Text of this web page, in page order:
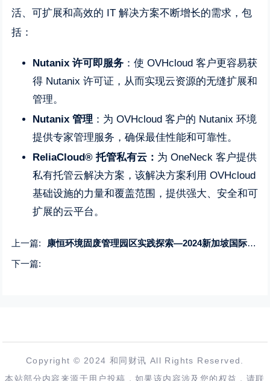
活、可扩展和高效的 IT 解决方案不断增长的需求，包
括：
Nutanix许可即服务 ：使 OVHcloud 客户更容易获
得 Nutanix 许可证，从而实现云资源的无缝扩展和
管理。
Nutanix管理 ：为 OVHcloud 客户的 Nutanix 环境
提供专家管理服务，确保最佳性能和可靠性。
ReliaCloud®托管私有云： 为 OneNeck 客户提供
私有托管云解决方案，该解决方案利用 OVHcloud
基础设施的力量和覆盖范围，提供强大、安全和可
扩展的云平台。
上一篇:
康恒环境固废管理园区实践探索—2024新加坡国际产业合作大会
下一篇:
Copyright © 2024 和同财讯 All Rights Reserved.
本站部分内容来源于用户投稿，如果该内容涉及您的权益，请联